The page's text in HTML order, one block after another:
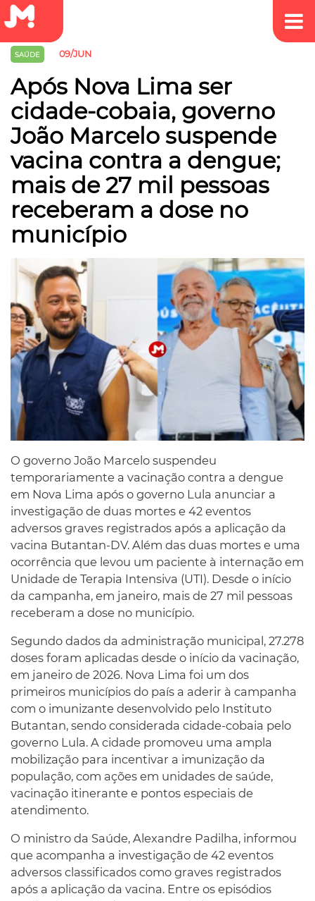
SAÚDE 09/JUN
Após Nova Lima ser
cidade-cobaia, governo
João Marcelo suspende
vacina contra a dengue;
mais de 27 mil pessoas
receberam a dose no
município
O governo João Marcelo suspendeu
temporariamente a vacinação contra a dengue
em Nova Lima após o governo Lula anunciar a
investigação de duas mortes e 42 eventos
adversos graves registrados após a aplicação da
vacina Butantan-DV. Além das duas mortes e uma
ocorrência que levou um paciente à internação em
Unidade de Terapia Intensiva (UTI). Desde o início
da campanha, em janeiro, mais de 27 mil pessoas
receberam a dose no município.
Segundo dados da administração municipal, 27.278
doses foram aplicadas desde o início da vacinação,
em janeiro de 2026. Nova Lima foi um dos
primeiros municípios do país a aderir à campanha
com o imunizante desenvolvido pelo Instituto
Butantan, sendo considerada cidade-cobaia pelo
governo Lula. A cidade promoveu uma ampla
mobilização para incentivar a imunização da
população, com ações em unidades de saúde,
vacinação itinerante e pontos especiais de
atendimento.
O ministro da Saúde, Alexandre Padilha, informou
que acompanha a investigação de 42 eventos
adversos classificados como graves registrados
após a aplicação da vacina. Entre os episódios